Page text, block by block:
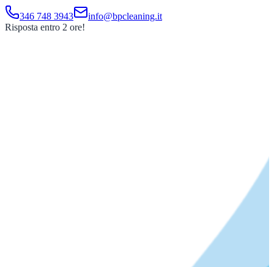
346 748 3943
info@bpcleaning.it
Risposta entro 2 ore!